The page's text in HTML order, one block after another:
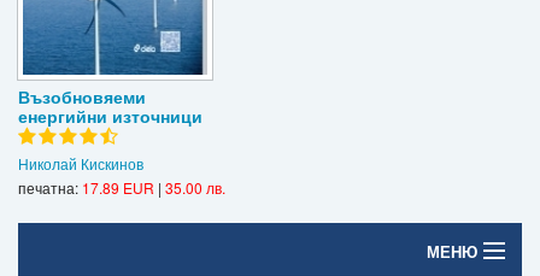
Вход
Регистрация
Възобновяеми
енергийни източници
Николай Кискинов
печатна: 17.89 EUR | 35.00 лв.
МЕНЮ